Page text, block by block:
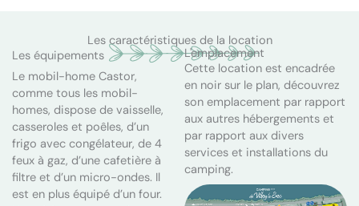
Les caractéristiques de la location
Les équipements
Le mobil-home Castor,
comme tous les mobil-
homes, dispose de vaisselle,
casseroles et poêles, d’un
frigo avec congélateur, de 4
feux à gaz, d’une cafetière à
filtre et d’un micro-ondes. Il
est en plus équipé d’un four.
L'emplacement
Cette location est encadrée
en noir sur le plan, découvrez
son emplacement par rapport
aux autres hébergements et
par rapport aux divers
services et installations du
camping.